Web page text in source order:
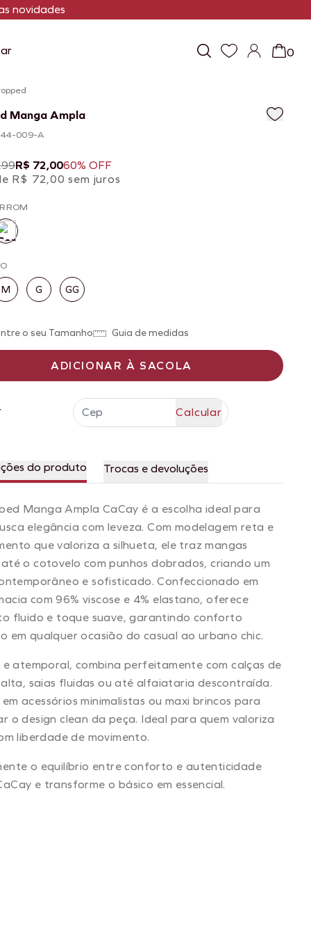
novidades
0
Manga Ampla
009-A
R$ 72,0060% OFF
R$ 72,00 sem juros
M G GG
o seu Tamanho Guia de medidas
ADICIONAR À SACOLA
do produto Trocas e devoluções
Manga Ampla CaCay é a escolha ideal para
elegância com leveza. Com modelagem reta e
que valoriza a silhueta, ele traz mangas
o cotovelo com punhos dobrados, criando um
e sofisticado. Confeccionado em
com 96% viscose e 4% elastano, oferece
fluido e toque suave, garantindo conforto
em qualquer ocasião do casual ao urbano chic.
e atemporal, combina perfeitamente com calças de
saias fluidas ou até alfaiataria descontraída.
acessórios minimalistas ou maxi brincos para
o design clean da peça. Ideal para quem valoriza
liberdade de movimento.
o equilíbrio entre conforto e autenticidade
e transforme o básico em essencial.